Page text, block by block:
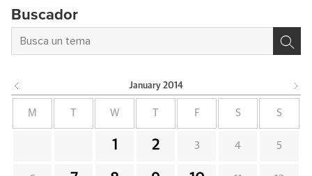
Buscador
January 2014
M W F S S
1 2 3 4 5